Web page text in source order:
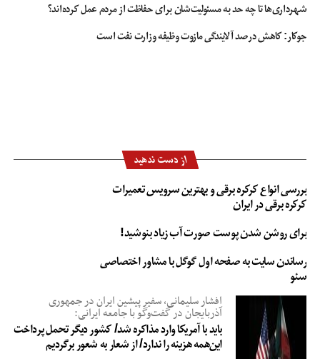
شهرداری‌ها تا چه حد به مسئولیت‌شان برای حفاظت از مردم عمل کرده‌اند؟
جوکار: کاهش درصد آلایندگی مازوت وظیفه وزارت نفت است
از دست ندهید
بررسی انواع کرکره برقی و بهترین سرویس تعمیرات
کرکره برقی در ایران
برای روشن شدن پوست صورت آب زیاد بنوشید!
رساندن سایت به صفحه اول گوگل با مشاور اختصاصی
سئو
افشار سلیمانی، سفیر پیشین ایران در جمهوری
آذربایجان در گفت‌وگو با جامعه ایرانی:
باید با آمریکا وارد مذاکره شد/ کشور دیگر تحمل پرداخت
این‌همه هزینه را ندارد/ از شعار به شعور برگردیم